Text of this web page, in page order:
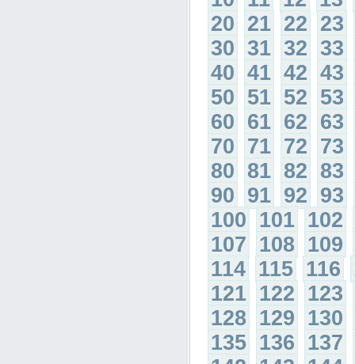
20 21 22 23
30 31 32 33
40 41 42 43
50 51 52 53
60 61 62 63
70 71 72 73
80 81 82 83
90 91 92 93
100 101 102
107 108 109
114 115 116
121 122 123
128 129 130
135 136 137